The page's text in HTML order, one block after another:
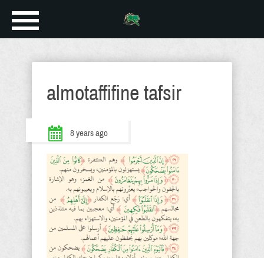
almotaffifine tafsir
8 years ago